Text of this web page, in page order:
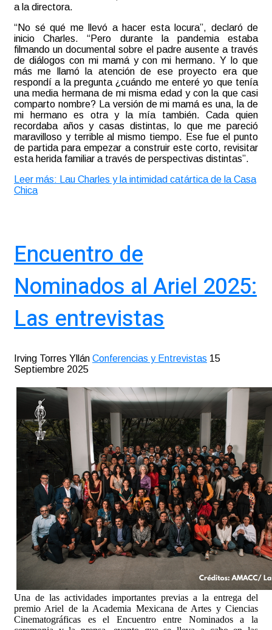
a la directora.
“No sé qué me llevó a hacer esta locura”, declaró de
inicio Charles. “Pero durante la pandemia estaba
filmando un documental sobre el padre ausente a través
de diálogos con mi mamá y con mi hermano. Y lo que
más me llamó la atención de ese proyecto era que
respondí a la pregunta ¿cuándo me enteré yo que tenía
una media hermana de mi misma edad y con la que casi
comparto nombre? La versión de mi mamá es una, la de
mi hermano es otra y la mía también. Cada quien
recordaba años y casas distintas, lo que me pareció
maravilloso y terrible al mismo tiempo. Ese fue el punto
de partida para empezar a construir este corto, revisitar
esta herida familiar a través de perspectivas distintas”.
Leer más: Lau Charles y la intimidad catártica de la Casa
Chica
Encuentro de
Nominados al Ariel 2025:
Las entrevistas
Irving Torres Yllán Conferencias y Entrevistas 15
Septiembre 2025
Una de las actividades importantes previas a la entrega del
premio Ariel de la Academia Mexicana de Artes y Ciencias
Cinematográficas es el Encuentro entre Nominados a la